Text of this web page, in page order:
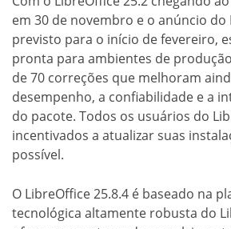
em 30 de novembro e o anúncio do
previsto para o início de fevereiro,
pronta para ambientes de
de 70 correções que melhoram
desempenho, a confiabilidade e a
do pacote. Todos os usuários do
incentivados a atualizar suas
possível.
O LibreOffice 25.8.4 é baseado na
tecnológica altamente robusta do